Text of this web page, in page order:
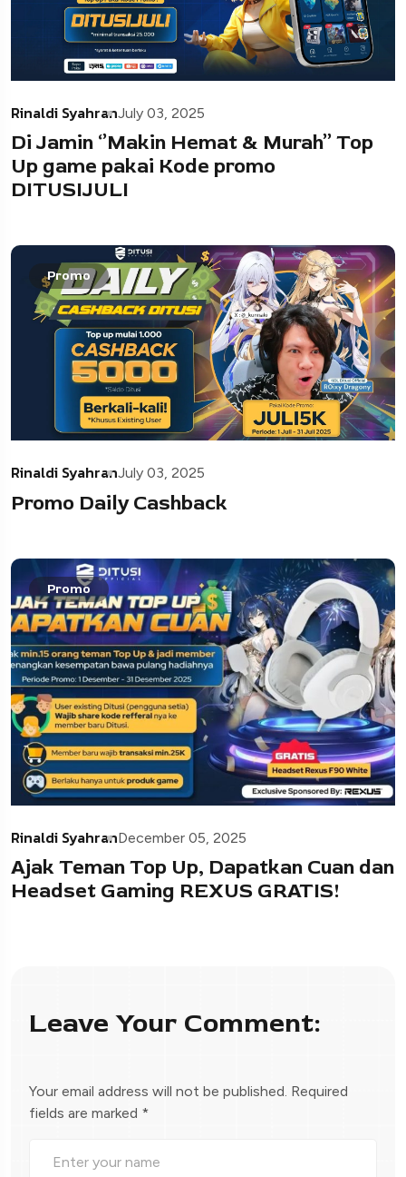
Rinaldi SyahranJuly 03, 2025
Di Jamin ‘’Makin Hemat & Murah’’ Top
Up game pakai Kode promo
DITUSIJULI
Promo
Rinaldi SyahranJuly 03, 2025
Promo Daily Cashback
Promo
Rinaldi SyahranDecember 05, 2025
Ajak Teman Top Up, Dapatkan Cuan dan
Headset Gaming REXUS GRATIS!
Leave Your Comment:
Your email address will not be published. Required
fields are marked *